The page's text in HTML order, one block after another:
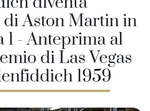
di Aston Martin in
1 - Anteprima al
di Las Vegas
1959